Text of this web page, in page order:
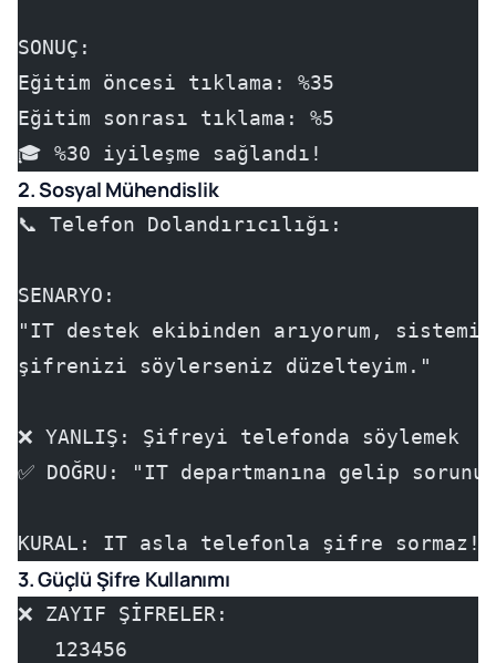
SONUÇ:
Eğitim öncesi tıklama: %35
Eğitim sonrası tıklama: %5
🎓 %30 iyileşme sağlandı!
2. Sosyal Mühendislik
📞 Telefon Dolandırıcılığı:
SENARYO:
"IT destek ekibinden arıyorum,
şifrenizi söylerseniz düzelteyim."
❌ YANLIŞ: Şifreyi telefonda söylemek
✅ DOĞRU: "IT departmanına gelip
KURAL: IT asla telefonla şifre sormaz!
3. Güçlü Şifre Kullanımı
❌ ZAYIF ŞİFRELER:
   123456